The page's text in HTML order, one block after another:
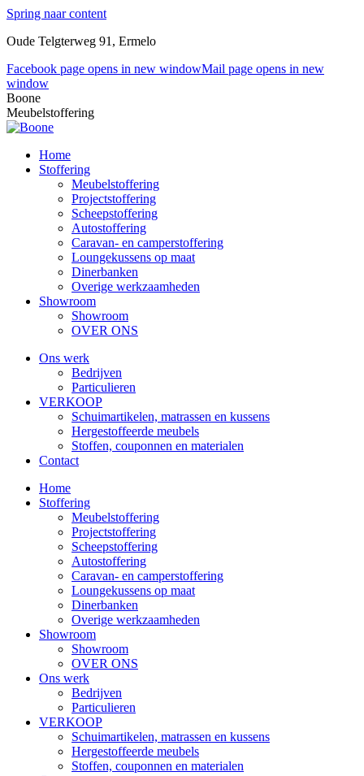
Spring naar content
Oude Telgterweg 91, Ermelo
Facebook page opens in new windowMail page opens in new
window
Boone
Meubelstoffering
Home
Stoffering
Meubelstoffering
Projectstoffering
Scheepstoffering
Autostoffering
Caravan- en camperstoffering
Loungekussens op maat
Dinerbanken
Overige werkzaamheden
Showroom
Showroom
OVER ONS
Ons werk
Bedrijven
Particulieren
VERKOOP
Schuimartikelen, matrassen en kussens
Hergestoffeerde meubels
Stoffen, couponnen en materialen
Contact
Home
Stoffering
Meubelstoffering
Projectstoffering
Scheepstoffering
Autostoffering
Caravan- en camperstoffering
Loungekussens op maat
Dinerbanken
Overige werkzaamheden
Showroom
Showroom
OVER ONS
Ons werk
Bedrijven
Particulieren
VERKOOP
Schuimartikelen, matrassen en kussens
Hergestoffeerde meubels
Stoffen, couponnen en materialen